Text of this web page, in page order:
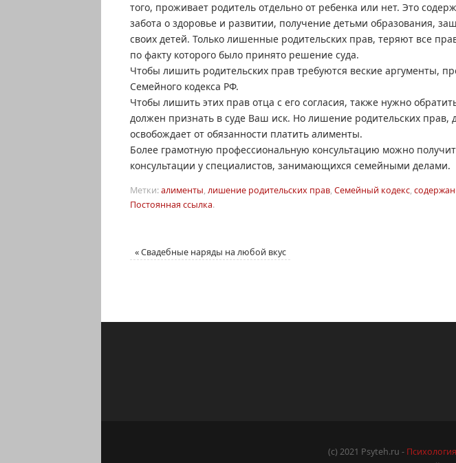
того, проживает родитель отдельно от ребенка или нет. Это
забота о здоровье и развитии, получение детьми образования,
своих детей. Только лишенные родительских прав, теряют все
по факту которого было принято решение суда.
Чтобы лишить родительских прав требуются веские аргументы,
Семейного кодекса РФ.
Чтобы лишить этих прав отца с его согласия, также нужно
должен признать в суде Ваш иск. Но лишение родительских прав,
освобождает от обязанности платить алименты.
Более грамотную профессиональную консультацию можно
консультации у специалистов, занимающихся семейными делами.
Метки:алименты,лишение родительских прав,Семейный кодекс,
Постоянная ссылка.
«Свадебные наряды на любой вкус
(c) 2021 Psyteh.ru -